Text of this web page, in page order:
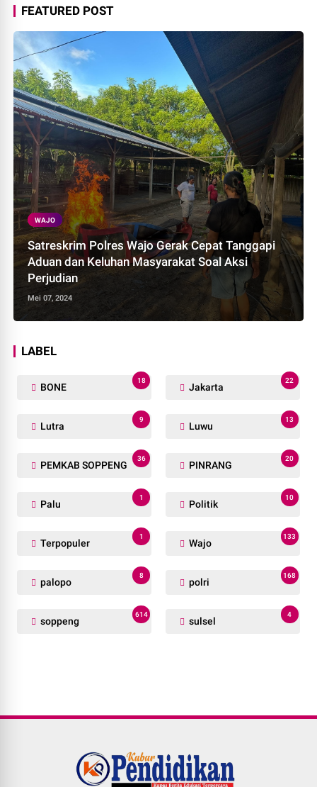
FEATURED POST
WAJO
Satreskrim Polres Wajo Gerak Cepat Tanggapi
Aduan dan Keluhan Masyarakat Soal Aksi
Perjudian
Mei 07, 2024
LABEL
BONE
18
Jakarta
22
Lutra
9
Luwu
13
PEMKAB SOPPENG
36
PINRANG
20
Palu
1
Politik
10
Terpopuler
1
Wajo
133
palopo
8
polri
168
soppeng
614
sulsel
4